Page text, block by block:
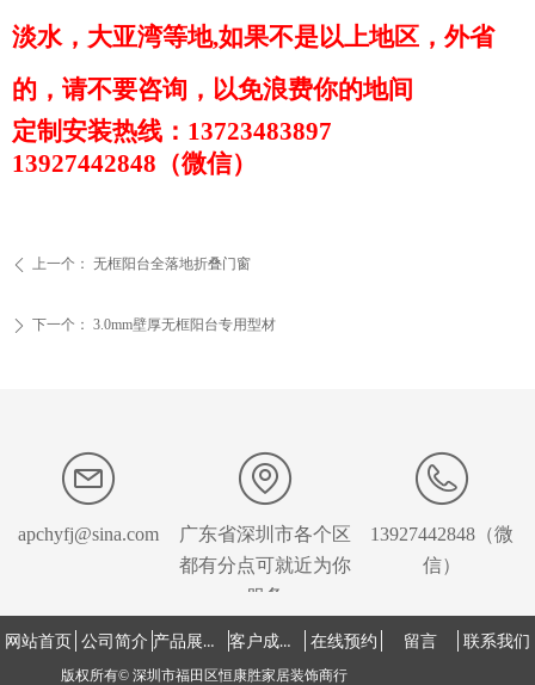
ꄴ 上一个： 无框阳台全落地折叠门窗
淡水，大亚湾等地,如果不是以上地区，外省
的，请不要咨询，以免浪费你的地间
定制安装热线：13723483897
13927442848（微信）
ꄲ 下一个： 3.0mm壁厚无框阳台专用型材
网站首页 公司简介 产品展示中心 客户成功案例 在线预约 留言 联系我们
版权所有© 深圳市福田区恒康胜家居装饰商行
apchyfj@sina.com
广东省深圳市各个区
都有分点可就近为你
服务
13927442848（微
信）